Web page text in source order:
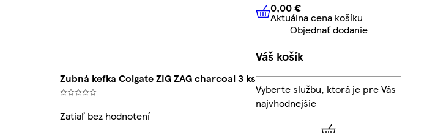
Zubná kefka Colgate ZIG ZAG charcoal 3 ks
Zatiaľ bez hodnotení
0,00 € Aktuálna cena košíku
0,00 €
Aktuálna cena košíku
Objednať dodanie
Váš košík
Vyberte službu, ktorá je pre Vás
najvhodnejšie